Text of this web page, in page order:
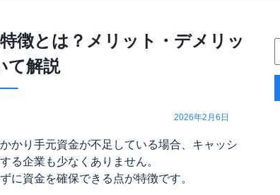
徴とは？メリット・デメリッ
て解説
2026年2月6日
かり手元資金が不足している場合、キャッシ
る企業も少なくありません。
に資金を確保できる点が特徴です。